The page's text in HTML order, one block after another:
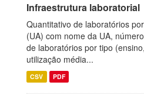
Infraestrutura laboratorial
Quantitativo de laboratórios
(UA) com nome da UA,
de laboratórios por tipo
utilização média...
CSV PDF